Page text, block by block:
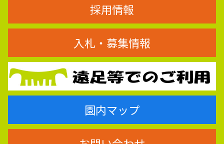
採用情報
入札・募集情報
園内マップ